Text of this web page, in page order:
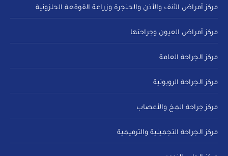
مركز أمراض الأنف والأذن والحنجرة وزراعة القوقعة الحلزونية
مركز أمراض العيون وجراحتها
مركز الجراحة العامة
مركز الجراحة الروبوتية
مركز جراحة المخ والأعصاب
مركز الجراحة التجميلية والترميمية